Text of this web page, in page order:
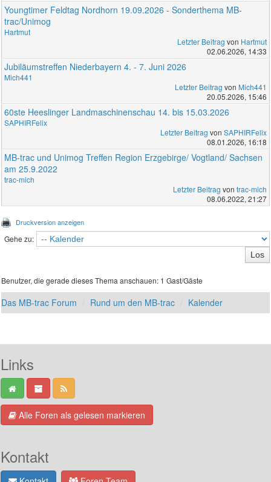
Youngtimer Feldtag Nordhorn 19.09.2026 - Sonderthema MB-
trac/Unimog
Hartmut
Letzter Beitrag von Hartmut
02.06.2026, 14:33
Jubiläumstreffen Niederbayern 4. - 7. Juni 2026
Mich441
Letzter Beitrag von Mich441
20.05.2026, 15:46
60ste Heeslinger Landmaschinenschau 14. bis 15.03.2026
SAPHIRFelix
Letzter Beitrag von SAPHIRFelix
08.01.2026, 16:18
MB-trac und Unimog Treffen Region Erzgebirge/ Vogtland/ Sachsen
am 25.9.2022
trac-mich
Letzter Beitrag von trac-mich
08.06.2022, 21:27
Druckversion anzeigen
Gehe zu:
Benutzer, die gerade dieses Thema anschauen: 1 Gast/Gäste
Das MB-trac Forum Rund um den MB-trac Kalender
Links
Alle Foren als gelesen markieren
Kontakt